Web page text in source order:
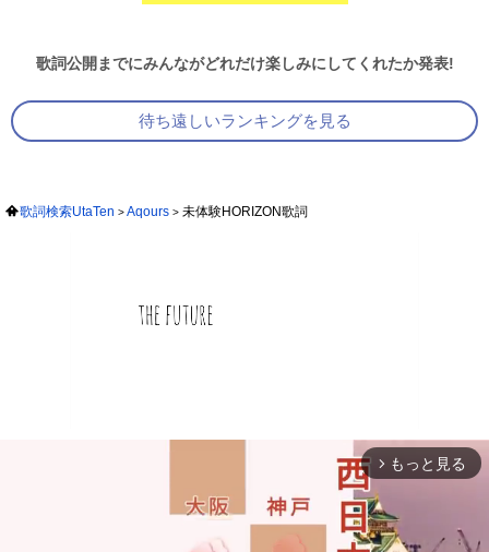
歌詞公開までにみんながどれだけ楽しみにしてくれたか発表!
待ち遠しいランキングを見る
歌詞検索UtaTen Aqours 未体験HORIZON歌詞
arrow_forward_ios もっと見る